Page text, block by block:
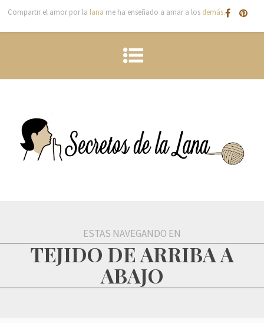
Compartir el amor por la lana me ha enseñado a amar a los demás.
ESTAS NAVEGANDO EN
TEJIDO DE ARRIBA A
ABAJO